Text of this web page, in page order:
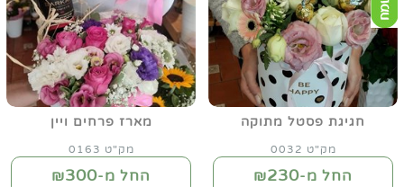
חגיגת פסטל מתוקה
מק"ט 0032
החל מ-₪230
מארז פרחים ויין
מק"ט 0163
החל מ-₪300